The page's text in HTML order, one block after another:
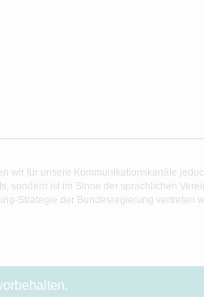
für unsere Kommunikationskanäle
ist im Sinne der sprachlichen
Strategie der Bundesregierung vertreten